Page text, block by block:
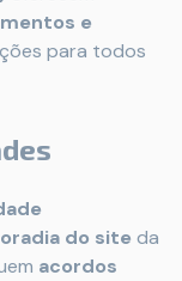
e
para todos
do site da
acordos